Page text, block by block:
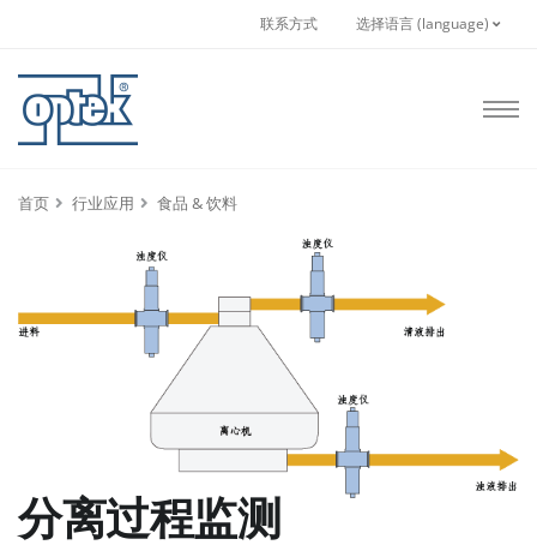
联系方式 选择语言 (language)
首页 行业应用 食品 & 饮料
分离过程监测